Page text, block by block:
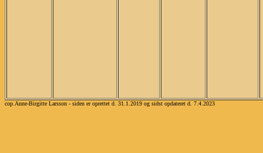
cop.Anne-Birgitte Larsson - siden er oprettet d. 31.1.2019 og sidst opdateret d. 7.4.2023